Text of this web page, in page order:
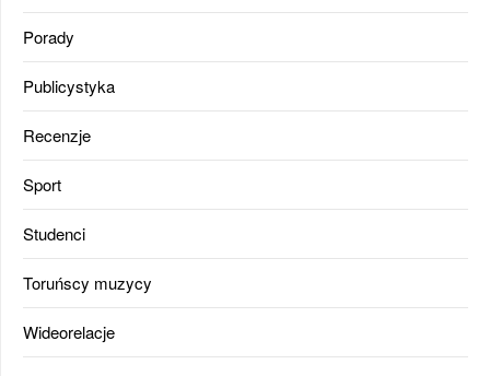
Porady
Publicystyka
Recenzje
Sport
Studenci
Toruńscy muzycy
Wideorelacje